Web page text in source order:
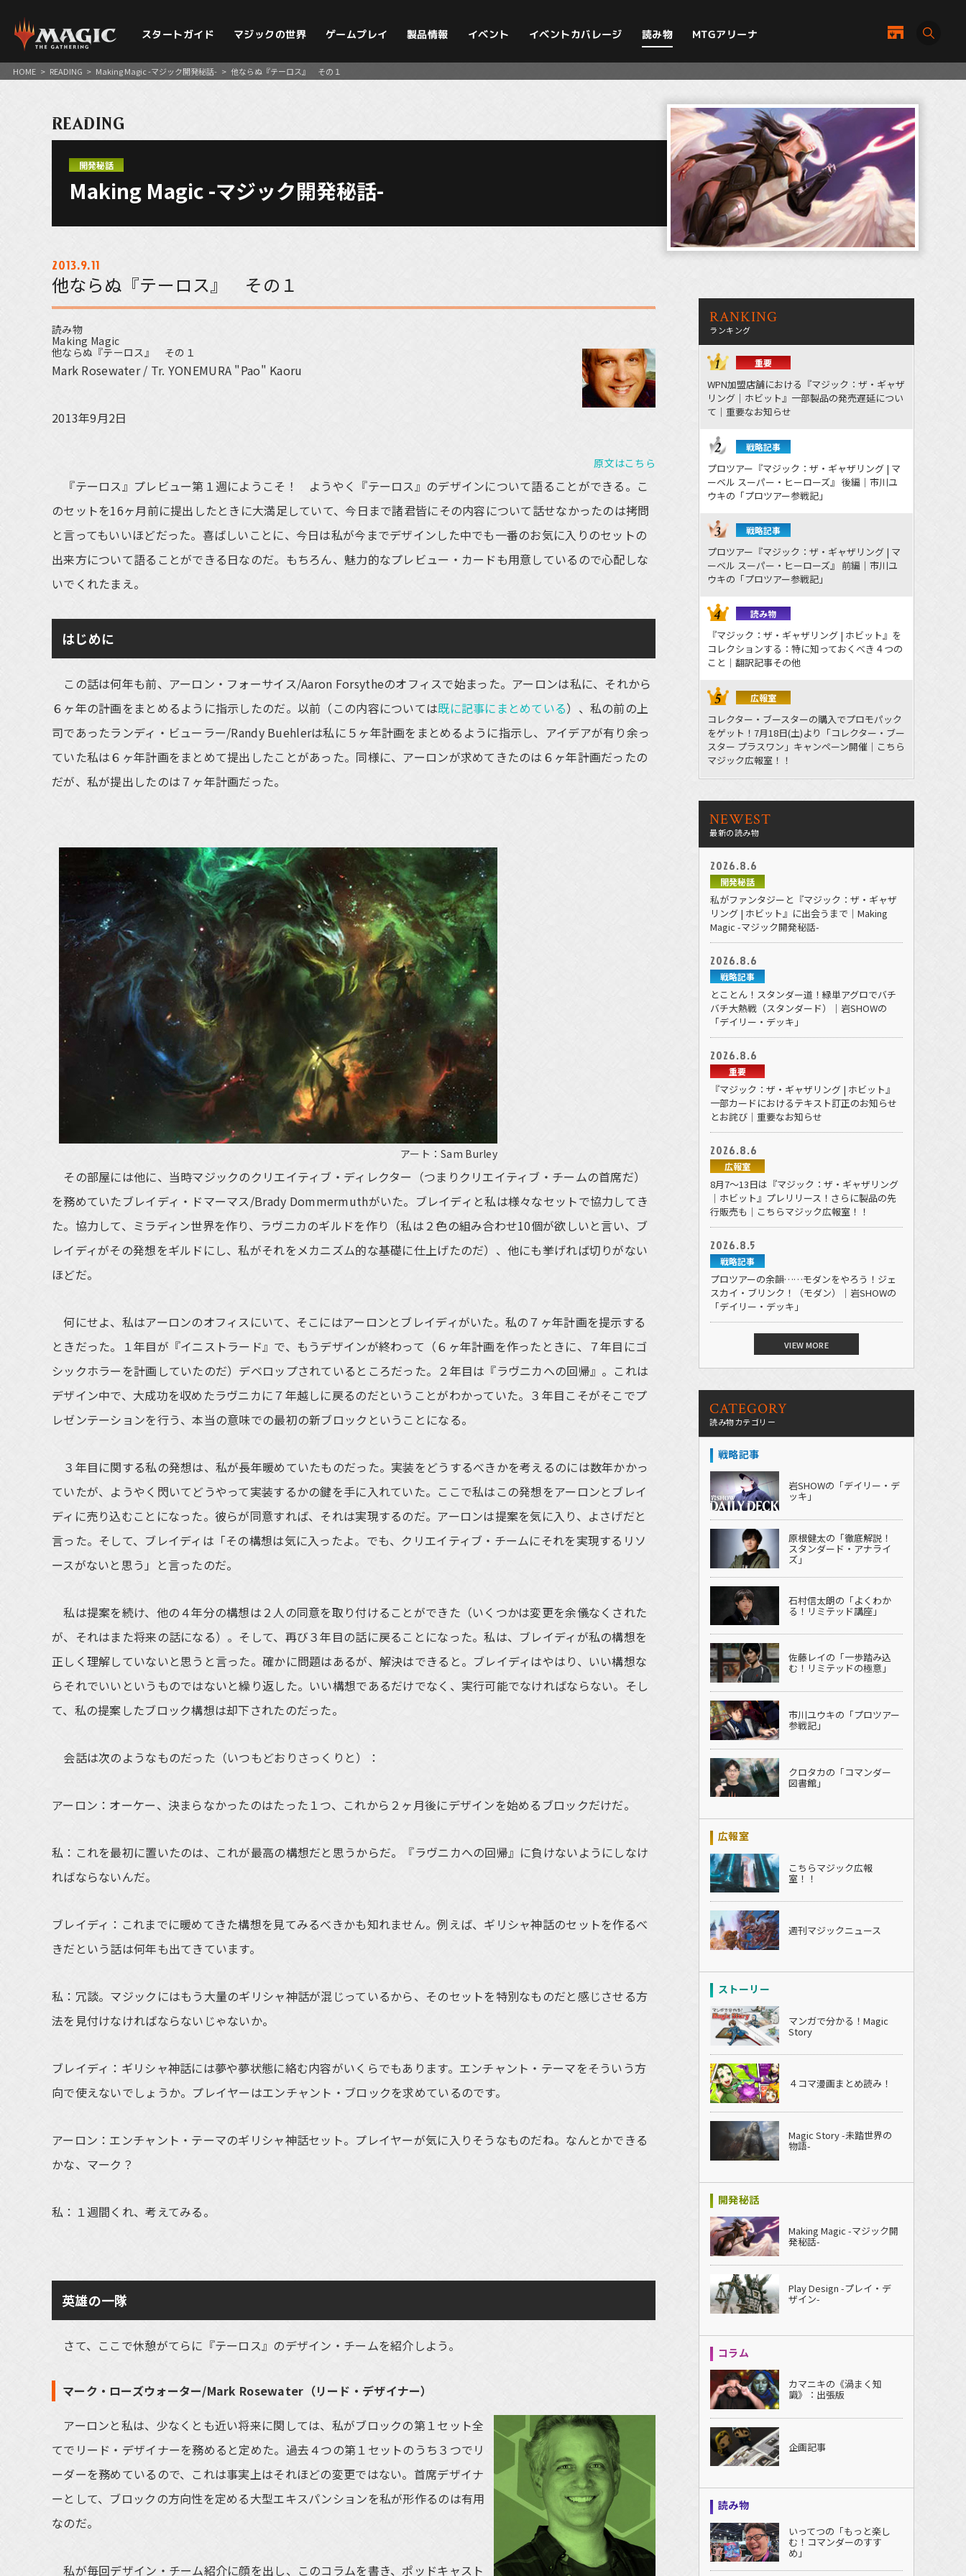
スタートガイド マジックの世界 ゲームプレイ 製品情報 イベント イベントカバレージ 読み物 MTGアリーナ
HOME > READING > Making Magic -マジック開発秘話- > 他ならぬ『テーロス』 その１
READING
開発秘話
Making Magic -マジック開発秘話-
2013.9.11
他ならぬ『テーロス』 その１
読み物
Making Magic
他ならぬ『テーロス』 その１
Mark Rosewater / Tr. YONEMURA "Pao" Kaoru
2013年9月2日
原文はこちら
『テーロス』プレビュー第１週にようこそ！ ようやく『テーロス』のデザインについて語ることができる。こ
のセットを16ヶ月前に提出したときに大満足していて、今日まで諸君皆にその内容について話せなかったのは拷問
と言ってもいいほどだった。喜ばしいことに、今日は私が今までデザインした中でも一番のお気に入りのセットの
出来方について語ることができる日なのだ。もちろん、魅力的なプレビュー・カードも用意しているので心配しな
いでくれたまえ。
はじめに
この話は何年も前、アーロン・フォーサイス/Aaron Forsytheのオフィスで始まった。アーロンは私に、それから
６ヶ年の計画をまとめるように指示したのだ。以前（この内容については既に記事にまとめている）、私の前の上
司であったランディ・ビューラー/Randy Buehlerは私に５ヶ年計画をまとめるように指示し、アイデアが有り余っ
ていた私は６ヶ年計画をまとめて提出したことがあった。同様に、アーロンが求めてきたのは６ヶ年計画だったの
だが、私が提出したのは７ヶ年計画だった。
アート：Sam Burley
その部屋には他に、当時マジックのクリエイティブ・ディレクター（つまりクリエイティブ・チームの首席だ）
を務めていたブレイディ・ドマーマス/Brady Dommermuthがいた。ブレイディと私は様々なセットで協力してき
た。協力して、ミラディン世界を作り、ラヴニカのギルドを作り（私は２色の組み合わせ10個が欲しいと言い、ブ
レイディがその発想をギルドにし、私がそれをメカニズム的な基礎に仕上げたのだ）、他にも挙げれば切りがない
ほどだ。
何にせよ、私はアーロンのオフィスにいて、そこにはアーロンとブレイディがいた。私の７ヶ年計画を提示する
ときだった。１年目が『イニストラード』で、もうデザインが終わって（６ヶ年計画を作ったときに、７年目にゴ
シックホラーを計画していたのだ）デベロップされているところだった。２年目は『ラヴニカへの回帰』。これは
デザイン中で、大成功を収めたラヴニカに７年越しに戻るのだということがわかっていた。３年目こそがそこでプ
レゼンテーションを行う、本当の意味での最初の新ブロックということになる。
３年目に関する私の発想は、私が長年暖めていたものだった。実装をどうするべきかを考えるのには数年かかっ
ていたが、ようやく閃いてどうやって実装するかの鍵を手に入れていた。ここで私はこの発想をアーロンとブレイ
ディに売り込むことになった。彼らが同意すれば、それは実現するのだ。アーロンは提案を気に入り、よさげだと
言った。そして、ブレイディは「その構想は気に入ったよ。でも、クリエイティブ・チームにそれを実現するリソ
ースがないと思う」と言ったのだ。
私は提案を続け、他の４年分の構想は２人の同意を取り付けることができた（いくつかは変更を余儀なくされた
が、それはまた将来の話になる）。そして、再び３年目の話に戻ることになった。私は、ブレイディが私の構想を
正しく理解していないと思うと言った。確かに問題はあるが、解決はできると。ブレイディはやはり、いい構想な
らそれでいいというものではないと繰り返した。いい構想であるだけでなく、実行可能でなければならない。そし
て、私の提案したブロック構想は却下されたのだった。
会話は次のようなものだった（いつもどおりさっくりと）：
アーロン：オーケー、決まらなかったのはたった１つ、これから２ヶ月後にデザインを始めるブロックだけだ。
私：これを最初に置いたのは、これが最高の構想だと思うからだ。『ラヴニカへの回帰』に負けないようにしなけ
ればならないんだ。
ブレイディ：これまでに暖めてきた構想を見てみるべきかも知れません。例えば、ギリシャ神話のセットを作るべ
きだという話は何年も出てきています。
私：冗談。マジックにはもう大量のギリシャ神話が混じっているから、そのセットを特別なものだと感じさせる方
法を見付けなければならないじゃないか。
ブレイディ：ギリシャ神話には夢や夢状態に絡む内容がいくらでもあります。エンチャント・テーマをそういう方
向で使えないでしょうか。プレイヤーはエンチャント・ブロックを求めているのです。
アーロン：エンチャント・テーマのギリシャ神話セット。プレイヤーが気に入りそうなものだね。なんとかできる
かな、マーク？
私：１週間くれ、考えてみる。
英雄の一隊
さて、ここで休憩がてらに『テーロス』のデザイン・チームを紹介しよう。
マーク・ローズウォーター/Mark Rosewater（リード・デザイナー）
アーロンと私は、少なくとも近い将来に関しては、私がブロックの第１セット全
てでリード・デザイナーを務めると定めた。過去４つの第１セットのうち３つでリ
ーダーを務めているので、これは事実上はそれほどの変更ではない。首席デザイナ
ーとして、ブロックの方向性を定める大型エキスパンションを私が形作るのは有用
なのだ。
私が毎回デザイン・チーム紹介に顔を出し、このコラムを書き、ポッドキャスト
RANKING
ランキング
重要
WPN加盟店舗における『マジック：ザ・ギャザ
リング｜ホビット』一部製品の発売遅延につい
て｜重要なお知らせ
戦略記事
プロツアー『マジック：ザ・ギャザリング | マ
ーベル スーパー・ヒーローズ』 後編｜市川ユ
ウキの「プロツアー参戦記」
戦略記事
プロツアー『マジック：ザ・ギャザリング | マ
ーベル スーパー・ヒーローズ』 前編｜市川ユ
ウキの「プロツアー参戦記」
読み物
『マジック：ザ・ギャザリング | ホビット』を
コレクションする：特に知っておくべき４つの
こと｜翻訳記事その他
広報室
コレクター・ブースターの購入でプロモパック
をゲット！7月18日(土)より「コレクター・ブー
スター プラスワン」キャンペーン開催｜こちら
マジック広報室！！
NEWEST
最新の読み物
2026.8.6
開発秘話
私がファンタジーと『マジック：ザ・ギャザ
リング | ホビット』に出会うまで｜Making
Magic -マジック開発秘話-
2026.8.6
戦略記事
とことん！スタンダー道！緑単アグロでバチ
バチ大熱戦（スタンダード）｜岩SHOWの
「デイリー・デッキ」
2026.8.6
重要
『マジック：ザ・ギャザリング | ホビット』
一部カードにおけるテキスト訂正のお知らせ
とお詫び｜重要なお知らせ
2026.8.6
広報室
8月7～13日は『マジック：ザ・ギャザリング
｜ホビット』プレリリース！さらに製品の先
行販売も｜こちらマジック広報室！！
2026.8.5
戦略記事
プロツアーの余韻……モダンをやろう！ジェ
スカイ・ブリンク！（モダン）｜岩SHOWの
「デイリー・デッキ」
VIEW MORE
CATEGORY
読み物カテゴリー
戦略記事
岩SHOWの「デイリー・デ
ッキ」
原根健太の「徹底解説！
スタンダード・アナライ
ズ」
石村信太朗の「よくわか
る！リミテッド講座」
佐藤レイの「一歩踏み込
む！リミテッドの極意」
市川ユウキの「プロツアー
参戦記」
クロタカの「コマンダー
図書館」
広報室
こちらマジック広報
室！！
週刊マジックニュース
ストーリー
マンガで分かる！Magic
Story
４コマ漫画まとめ読み！
Magic Story -未踏世界の
物語-
開発秘話
Making Magic -マジック開
発秘話-
Play Design -プレイ・デ
ザイン-
コラム
カマニキの《渦まく知
識》：出張版
企画記事
読み物
いってつの「もっと楽し
む！コマンダーのすす
め」